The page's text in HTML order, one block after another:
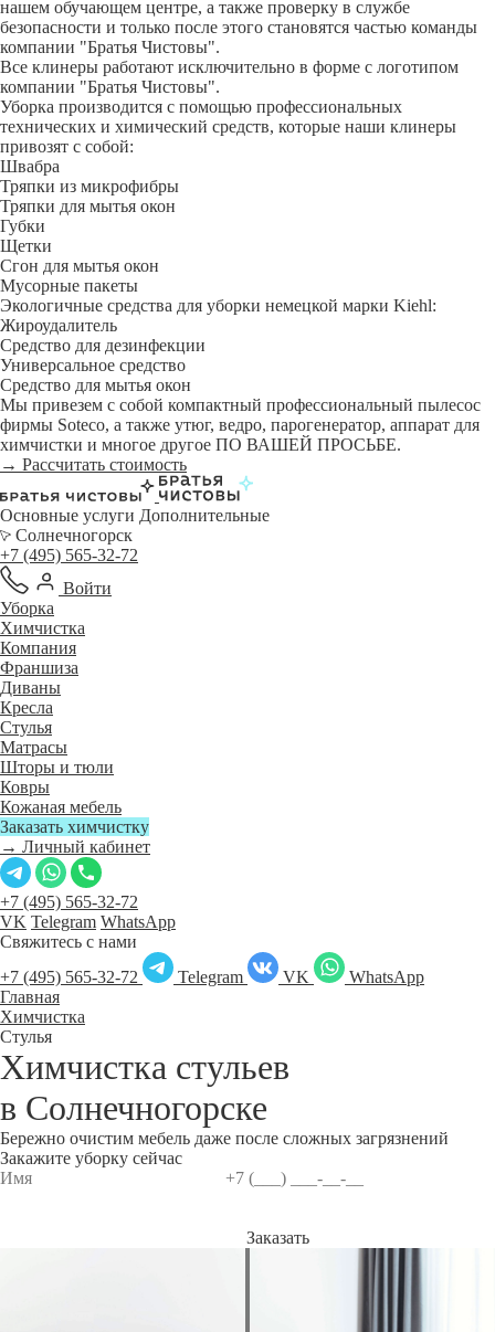
нашем обучающем центре, а также проверку в службе
безопасности и только после этого становятся частью команды
компании "Братья Чистовы".
Все клинеры работают исключительно в форме с логотипом
компании "Братья Чистовы".
Уборка производится с помощью профессиональных
технических и химический средств, которые наши клинеры
привозят с собой:
Швабра
Тряпки из микрофибры
Тряпки для мытья окон
Губки
Щетки
Сгон для мытья окон
Мусорные пакеты
Экологичные средства для уборки немецкой марки Kiehl:
Жироудалитель
Средство для дезинфекции
Универсальное средство
Средство для мытья окон
Мы привезем с собой компактный профессиональный пылесос
фирмы Soteco, а также утюг, ведро, парогенератор, аппарат для
химчистки и многое другое ПО ВАШЕЙ ПРОСЬБЕ.
→ Рассчитать стоимость
Основные услуги Дополнительные
Солнечногорск
+7 (495) 565-32-72
Войти
Уборка
Химчистка
Компания
Франшиза
Диваны
Кресла
Стулья
Матрасы
Шторы и тюли
Ковры
Кожаная мебель
Заказать химчистку
→ Личный кабинет
+7 (495) 565-32-72
VK Telegram WhatsApp
Свяжитесь с нами
+7 (495) 565-32-72
Telegram VK
WhatsApp
Главная
Химчистка
Стулья
Химчистка стульев
в Солнечногорске
Бережно очистим мебель даже после сложных загрязнений
Закажите уборку сейчас
Заказать